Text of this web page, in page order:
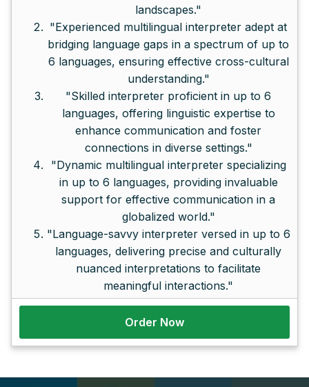
landscapes."
"Experienced multilingual interpreter adept at
bridging language gaps in a spectrum of up to
6 languages, ensuring effective cross-cultural
understanding."
"Skilled interpreter proficient in up to 6
languages, offering linguistic expertise to
enhance communication and foster
connections in diverse settings."
"Dynamic multilingual interpreter specializing
in up to 6 languages, providing invaluable
support for effective communication in a
globalized world."
"Language-savvy interpreter versed in up to 6
languages, delivering precise and culturally
nuanced interpretations to facilitate
meaningful interactions."
Order Now